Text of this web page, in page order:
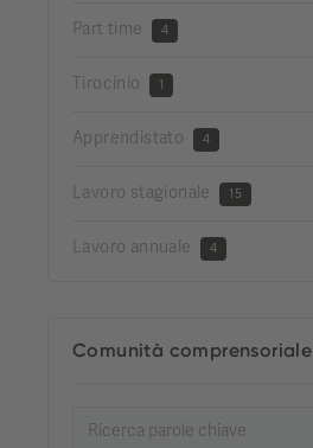
Part time 4
Tirocinio 1
Apprendistato 4
Lavoro stagionale 15
Lavoro annuale 4
Comunità comprensoriale